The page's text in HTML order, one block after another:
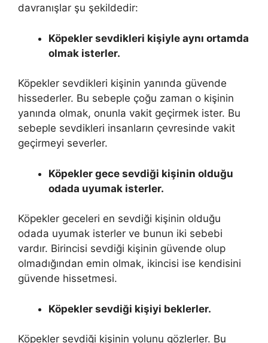
davranışlar şu şekildedir:
Köpekler sevdikleri kişiyle aynı ortamda
olmak isterler.
Köpekler sevdikleri kişinin yanında güvende
hissederler. Bu sebeple çoğu zaman o kişinin
yanında olmak, onunla vakit geçirmek ister. Bu
sebeple sevdikleri insanların çevresinde vakit
geçirmeyi severler.
Köpekler gece sevdiği kişinin olduğu
odada uyumak isterler.
Köpekler geceleri en sevdiği kişinin olduğu
odada uyumak isterler ve bunun iki sebebi
vardır. Birincisi sevdiği kişinin güvende olup
olmadığından emin olmak, ikincisi ise kendisini
güvende hissetmesi.
Köpekler sevdiği kişiyi beklerler.
Köpekler sevdiği kişinin yolunu gözlerler. Bu